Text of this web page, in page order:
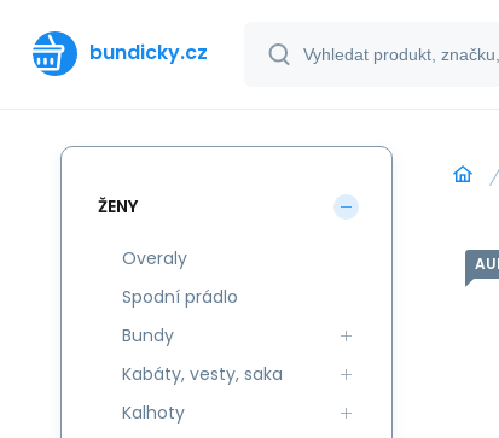
bundicky.cz
ŽENY
Overaly
Spodní prádlo
Bundy
Kabáty, vesty, saka
Kalhoty